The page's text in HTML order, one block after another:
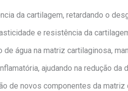
da cartilagem, retardando o
e resistência da
de água na matriz cartilaginosa,
ajudando na redução da
de novos componentes da